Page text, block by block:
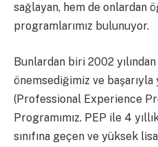
sağlayan, hem de onlardan
programlarımız bulunuyor.
Bunlardan biri 2002
önemsediğimiz ve
(Professional Experience
Programımız. PEP ile 4
sınıfına geçen ve yüksek